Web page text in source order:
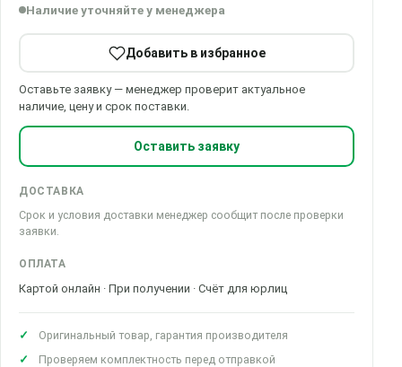
Наличие уточняйте у менеджера
Добавить в избранное
Оставьте заявку — менеджер проверит актуальное
наличие, цену и срок поставки.
Оставить заявку
ДОСТАВКА
Срок и условия доставки менеджер сообщит после проверки
заявки.
ОПЛАТА
Картой онлайн · При получении · Счёт для юрлиц
Оригинальный товар, гарантия производителя
Проверяем комплектность перед отправкой